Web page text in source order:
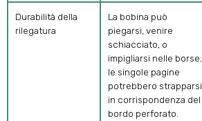
Durabilità della
rilegatura
La bobina può
piegarsi, venire
schiacciato, o
impigliarsi nelle borse;
le singole pagine
potrebbero strapparsi
in corrispondenza del
bordo perforato.